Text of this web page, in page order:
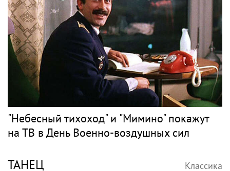
"Небесный тихоход" и "Мимино" покажут
на ТВ в День Военно-воздушных сил
ТАНЕЦ Классика